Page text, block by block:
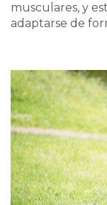
musculares, y
adaptarse de